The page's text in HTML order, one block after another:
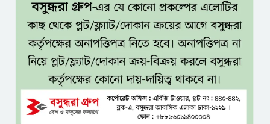
আছে, নেই জামায়াত
জঙ্গল ছেড়ে লোকালয়ে বিষধর সাপ,
খাদ্যসংকট ও সংকুচিত আবাসস্থলই
কি কারণ?
এসএসসি ও সমমানের ফল